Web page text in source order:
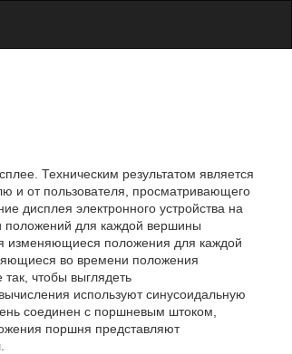
Техническим результатом является
и от пользователя, просматривающего
дисплея электронного устройства на
положений для каждой вершины
изменяющиеся положения для каждой
во времени положения
чтобы выглядеть
используют синусоидальную
соединен с поршневым штоком,
поршня представляют